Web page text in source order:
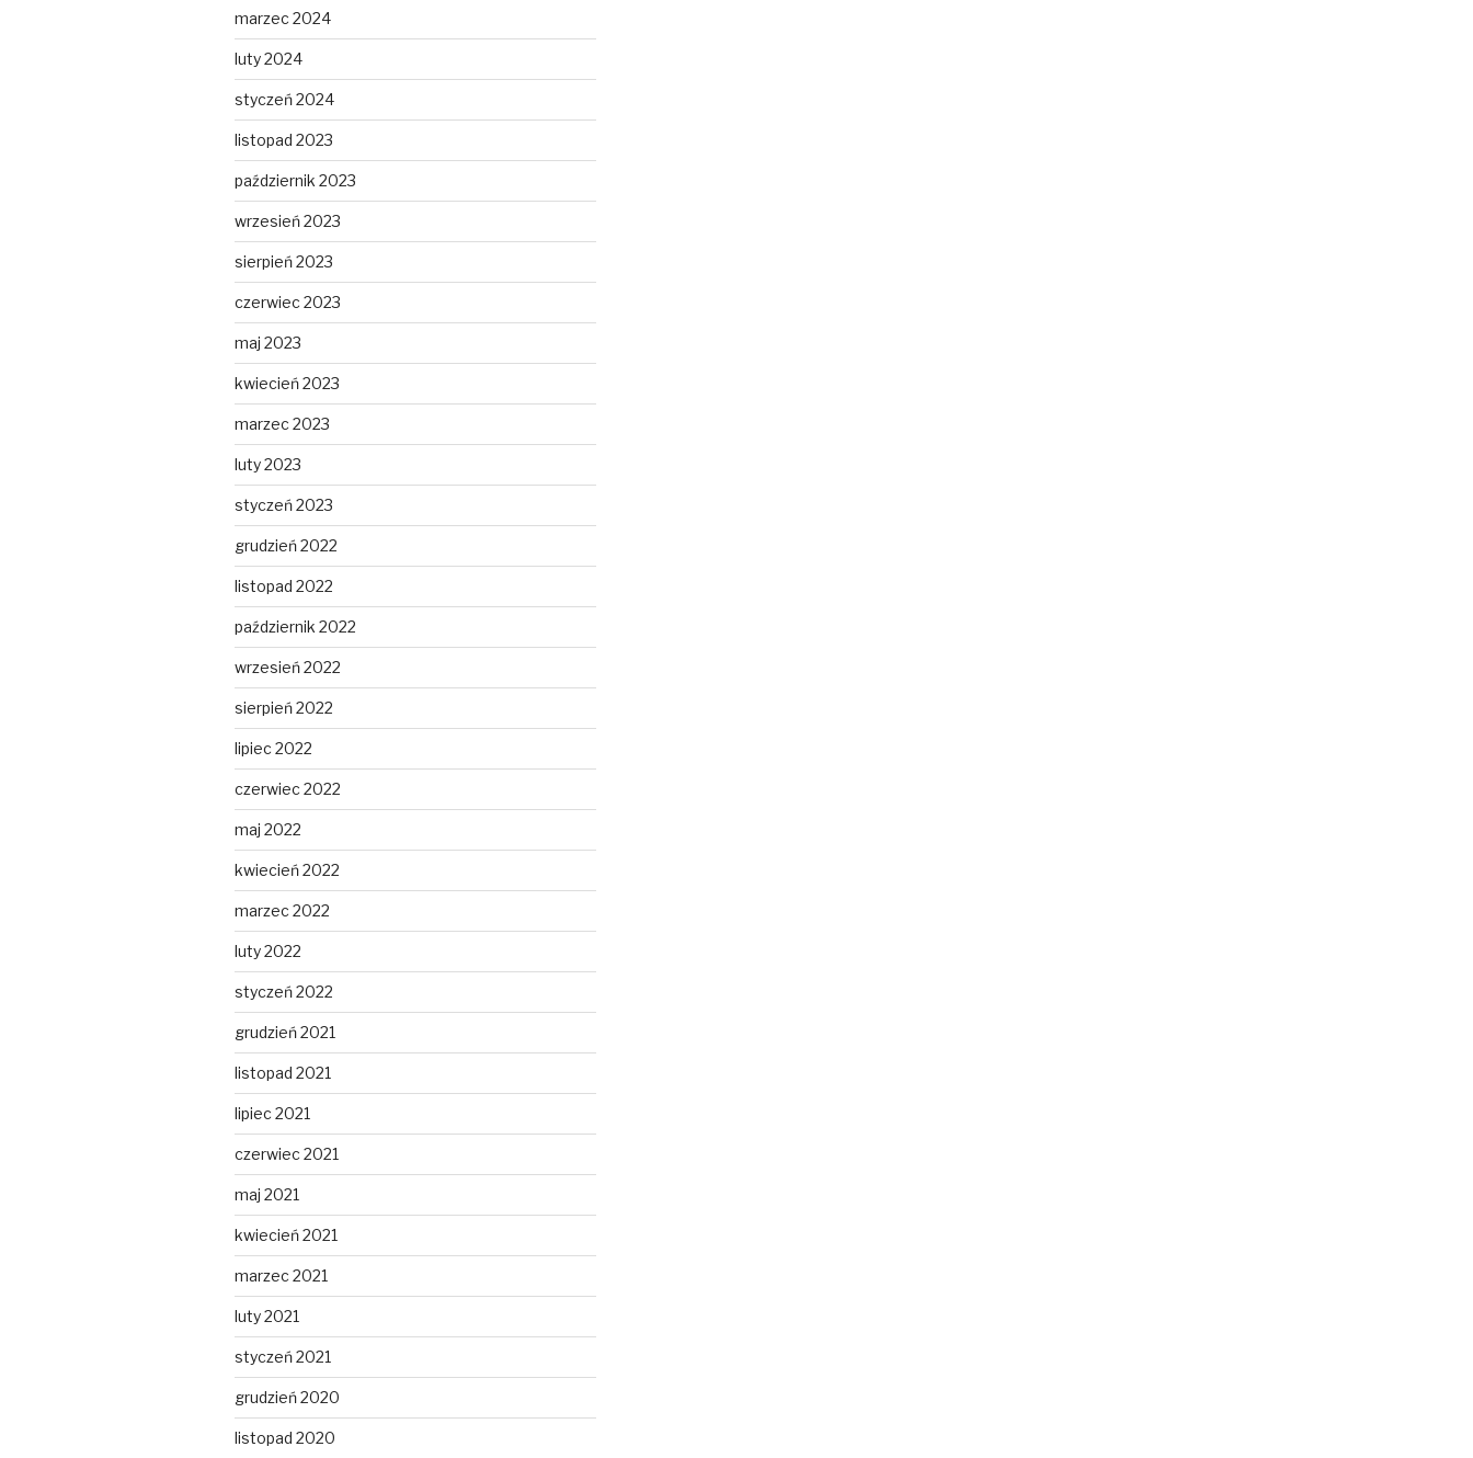
marzec 2024
luty 2024
styczeń 2024
listopad 2023
październik 2023
wrzesień 2023
sierpień 2023
czerwiec 2023
maj 2023
kwiecień 2023
marzec 2023
luty 2023
styczeń 2023
grudzień 2022
listopad 2022
październik 2022
wrzesień 2022
sierpień 2022
lipiec 2022
czerwiec 2022
maj 2022
kwiecień 2022
marzec 2022
luty 2022
styczeń 2022
grudzień 2021
listopad 2021
lipiec 2021
czerwiec 2021
maj 2021
kwiecień 2021
marzec 2021
luty 2021
styczeń 2021
grudzień 2020
listopad 2020